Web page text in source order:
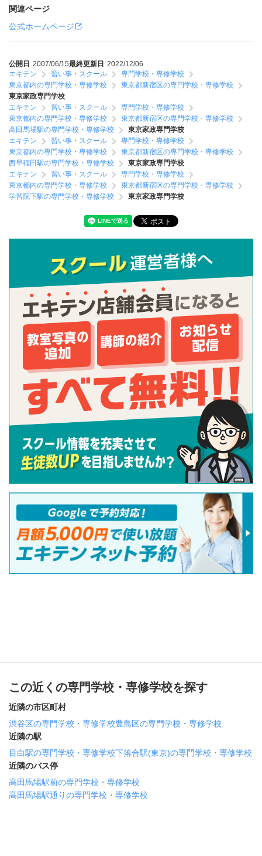
関連ページ
公式ホームページ
公開日 2007/06/15最終更新日 2022/12/06
エキテン
習い事・スクール
専門学校・専修学校
東京都内の専門学校・専修学校
東京都新宿区の専門学校・専修学校
東京家政専門学校
エキテン
習い事・スクール
専門学校・専修学校
東京都内の専門学校・専修学校
東京都新宿区の専門学校・専修学校
高田馬場駅の専門学校・専修学校
東京家政専門学校
エキテン
習い事・スクール
専門学校・専修学校
東京都内の専門学校・専修学校
東京都新宿区の専門学校・専修学校
西早稲田駅の専門学校・専修学校
東京家政専門学校
エキテン
習い事・スクール
専門学校・専修学校
東京都内の専門学校・専修学校
東京都新宿区の専門学校・専修学校
学習院下駅の専門学校・専修学校
東京家政専門学校
この近くの専門学校・専修学校を探す
近隣の市区町村
渋谷区の専門学校・専修学校豊島区の専門学校・専修学校
近隣の駅
目白駅の専門学校・専修学校下落合駅(東京)の専門学校・専修学校
近隣のバス停
高田馬場駅前の専門学校・専修学校
高田馬場駅通りの専門学校・専修学校